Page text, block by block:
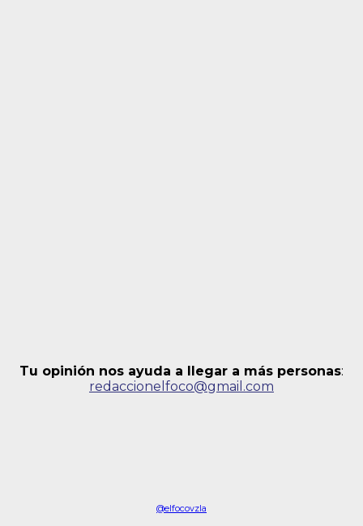
Tu opinión nos ayuda a llegar a más personas:
redaccionelfoco@gmail.com
@elfocovzla